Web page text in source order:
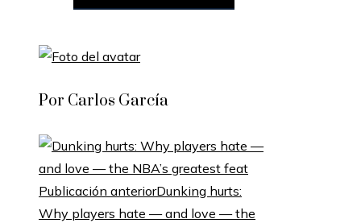
Por Carlos García
Publicación anteriorDunking hurts:
Why players hate — and love — the